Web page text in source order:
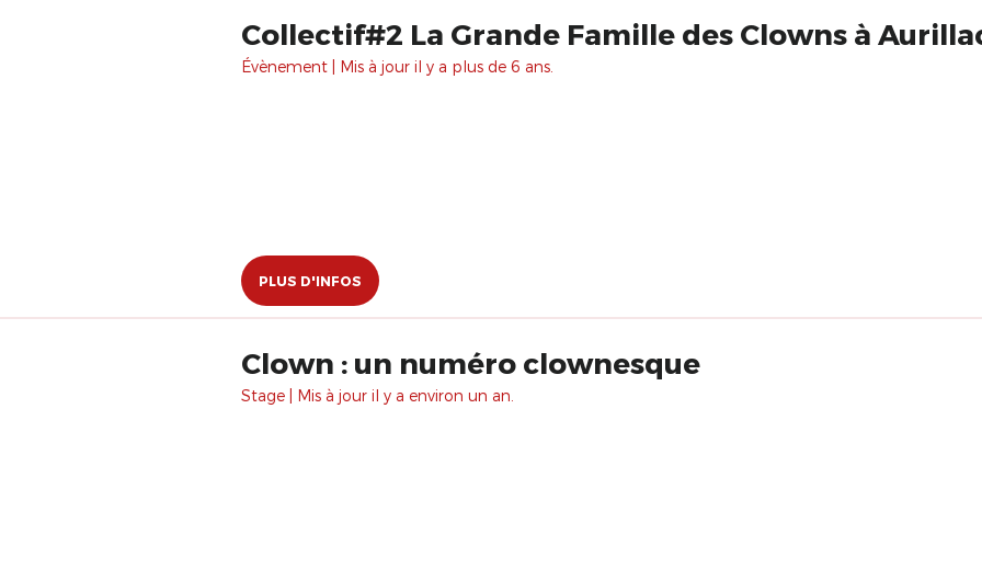
Collectif#2 La Grande Famille des Clowns à
Évènement | Mis à jour il y a plus de 6 ans.
PLUS D'INFOS
Clown : un numéro clownesque
Stage | Mis à jour il y a environ un an.